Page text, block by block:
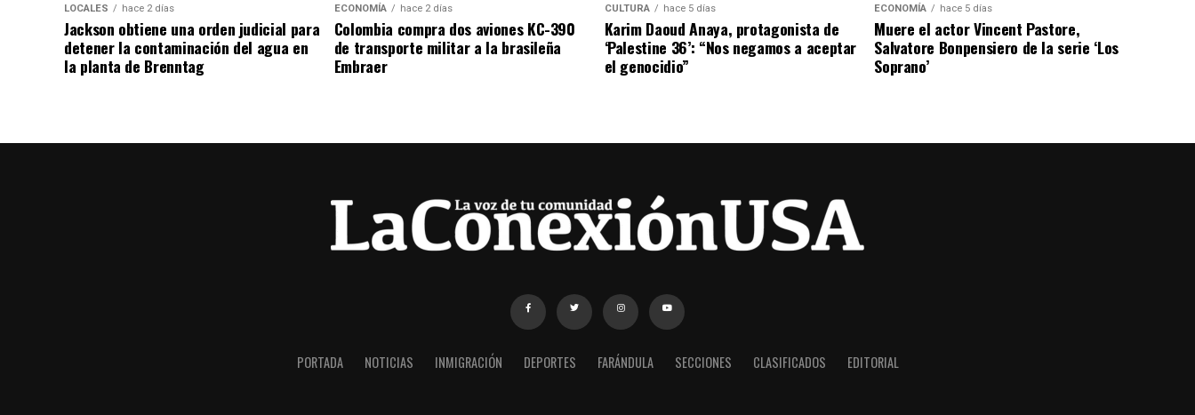
LOCALES hace 2 días
Jackson obtiene una orden judicial para
detener la contaminación del agua en
la planta de Brenntag
ECONOMÍA hace 2 días
Colombia compra dos aviones KC-390
de transporte militar a la brasileña
Embraer
CULTURA hace 5 días
Karim Daoud Anaya, protagonista de
‘Palestine 36’: “Nos negamos a aceptar
el genocidio”
ECONOMÍA hace 5 días
Muere el actor Vincent Pastore,
Salvatore Bonpensiero de la serie ‘Los
Soprano’
PORTADA NOTICIAS INMIGRACIÓN DEPORTES FARÁNDULA SECCIONES CLASIFICADOS EDITORIAL